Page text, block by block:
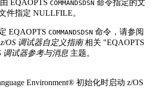
EQAOPTS COMMANDSDSN 命令指定的文
件指定 NULLFILE。
EQAOPTS COMMANDSDSN 命令，请参阅
OS 调试器自定义指南相关
EQAOPTS
调试器参考与消息 主题。
Environment® 初始化时启动 z/OS